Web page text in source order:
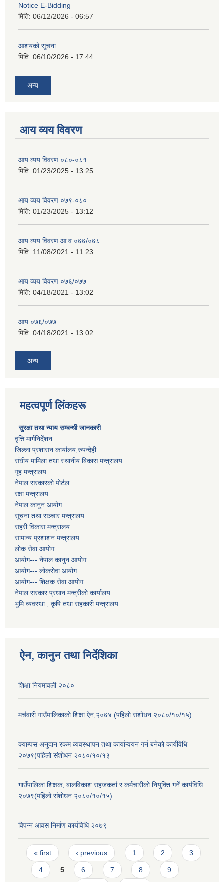
Notice E-Bidding
मिति: 06/12/2026 - 06:57
आशयको सूचना
मिति: 06/10/2026 - 17:44
अन्य
आय व्यय विवरण
आय व्यय विवरण ०८०-०८१
मिति: 01/23/2025 - 13:25
आय व्यय विवरण ०७९-०८०
मिति: 01/23/2025 - 13:12
आय व्यय विवरण आ.व ०७७/०७८
मिति: 11/08/2021 - 11:23
आय व्यय विवरण ०७६/०७७
मिति: 04/18/2021 - 13:02
आय ०७६/०७७
मिति: 04/18/2021 - 13:02
अन्य
महत्वपूर्ण लिंकहरू
सुरक्षा तथा न्याय सम्बन्धी जानकारी
वृत्ति मार्गनिर्देशन
जिल्ला प्रशासन कार्यालय,रुपन्देही
संघीय मामिला तथा स्थानीय बिकास मन्त्रालय
गृह मन्त्रालय
नेपाल सरकारको पोर्टल
रक्षा मन्त्रालय
नेपाल कानुन आयोग
सूचना तथा सञ्चार मन्त्रालय
सहरी विकास मन्त्रालय
सामान्य प्रशाशन मन्त्रालय
लोक सेवा आयोग
आयोग--- नेपाल कानुन आयोग
आयोग--- लोकसेवा आयोग
आयोग--- शिक्षक सेवा आयोग
नेपाल सरकार प्रधान मन्त्रीको कार्यालय
भुमि व्यवस्था , कृषि तथा सहकारी मन्त्रालय
ऐन, कानुन तथा निर्देशिका
शिक्षा नियमावली २०८०
मर्चवारी गाउँपालिकाको शिक्षा ऐन,२०७४ (पहिलो संशोधन २०८०/१०/१५)
क्याम्पस अनुदान रकम व्यवस्थापन तथा कार्यान्वयन गर्न बनेको कार्यविधि
२०७९(पहिलो संशोधन २०८०/१०/१३
गाउँपालिका शिक्षक, बालविकाश सहजकर्ता र कर्मचारीको नियुक्ति गर्ने कार्यविधि
२०७९(पहिलो संशोधन २०८०/१०/१५)
विपन्न आवस निर्माण कार्यविधि २०७९
Pages
« first ‹ previous 1 2 3
4 5 6 7 8 9